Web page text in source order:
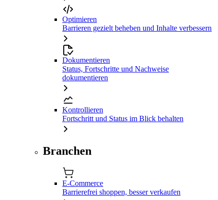
Optimieren
Barrieren gezielt beheben und Inhalte verbessern
Dokumentieren
Status, Fortschritte und Nachweise
dokumentieren
Kontrollieren
Fortschritt und Status im Blick behalten
Branchen
E-Commerce
Barrierefrei shoppen, besser verkaufen